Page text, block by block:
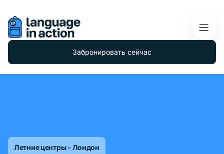
Забронировать сейчас
Летние центры - Лондон